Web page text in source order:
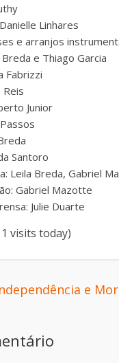
Linhares
e arranjos
e Thiago Garcia
Fabrizzi
Reis
Junior
Santoro
Leila Breda, Gabriel
Gabriel Mazotte
Julie Duarte
visits today)
e